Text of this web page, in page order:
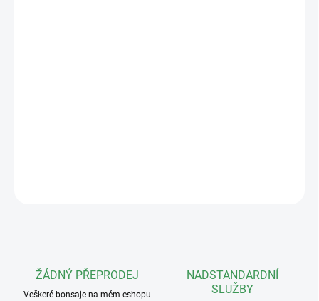
ŽÁDNÝ PŘEPRODEJ
Veškeré bonsaje na mém eshopu
NADSTANDARDNÍ
SLUŽBY